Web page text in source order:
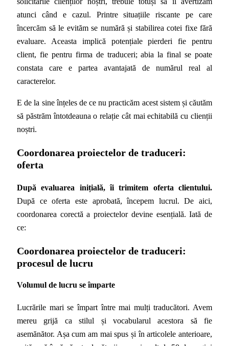
atunci când e cazul. Printre situațiile riscante pe care
încercăm să le evităm se numără și stabilirea cotei fixe fără
evaluare. Aceasta implică potențiale pierderi fie pentru
client, fie pentru firma de traduceri; abia la final se poate
constata care e partea avantajată de numărul real al
caracterelor.
E de la sine înțeles de ce nu practicăm acest sistem și căutăm
să păstrăm întotdeauna o relație cât mai echitabilă cu clienții
noștri.
Coordonarea proiectelor de traduceri:
oferta
După evaluarea inițială, îi trimitem oferta clientului.
După ce oferta este aprobată, începem lucrul. De aici,
coordonarea corectă a proiectelor devine esențială. Iată de
ce:
Coordonarea proiectelor de traduceri:
procesul de lucru
Volumul de lucru se împarte
Lucrările mari se împart între mai mulți traducători. Avem
mereu grijă ca stilul și vocabularul acestora să fie
asemănător. Așa cum am mai spus și în articolele anterioare,